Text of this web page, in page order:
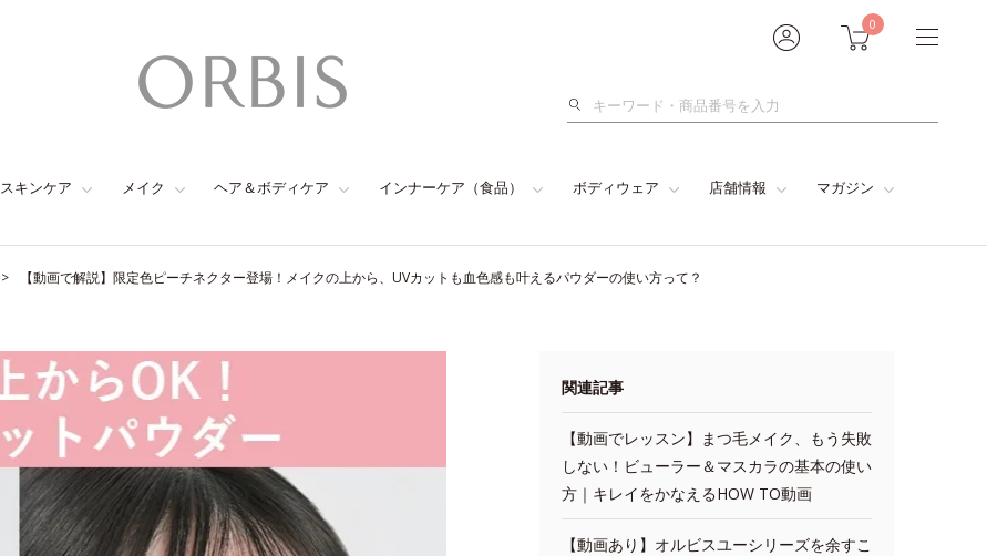
0
検
スキンケア メイク ヘア＆ボディケア インナーケア（食品） ボディウェア 店舗情報 マガジン
【動画で解説】限定色ピーチネクター登場！メイクの上から、UVカットも血色感も叶えるパウダーの使い方って？
関連記事
【動画でレッスン】まつ毛メイク、もう失敗
しない！ビューラー＆マスカラの基本の使い
方｜キレイをかなえるHOW TO動画
【動画あり】オルビスユーシリーズを余すこ